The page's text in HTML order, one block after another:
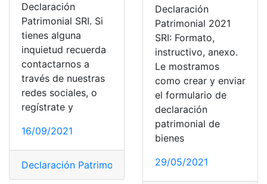
Declaración
Patrimonial SRI. Si
tienes alguna
inquietud recuerda
contactarnos a
través de nuestras
redes sociales, o
regístrate y
16/09/2021
Declaración Patrimonial
Declaración
Patrimonial 2021
SRI: Formato,
instructivo, anexo.
Le mostramos
como crear y enviar
el formulario de
declaración
patrimonial de
bienes
29/05/2021